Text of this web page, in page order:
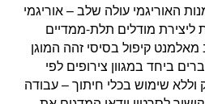
(בינוני) אמנות האוריגמי עולה שלב – אוריגמי
מודלים תלת-ממדיים
קיפול בסיסי זהה המוגן
ביחד במגוון צירופים לפי
שימוש בכלי חיתוך – עבודה